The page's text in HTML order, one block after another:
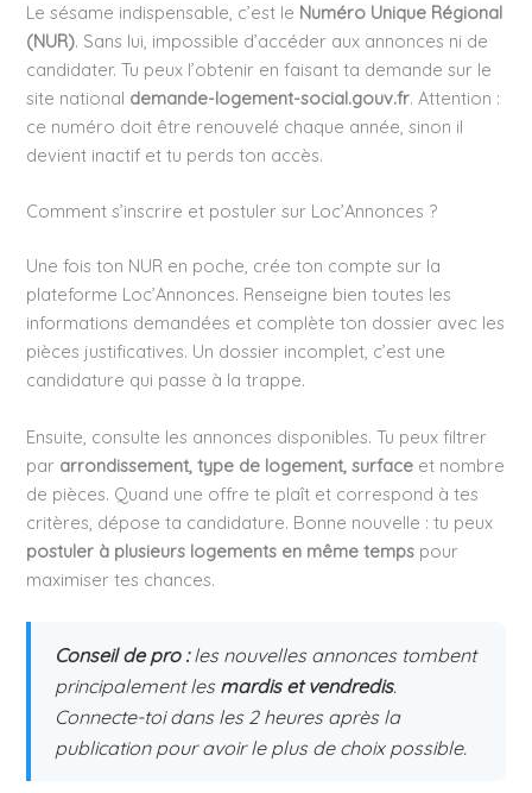
Le sésame indispensable, c’est le Numéro Unique Régional
(NUR). Sans lui, impossible d’accéder aux annonces ni de
candidater. Tu peux l’obtenir en faisant ta demande sur le
site national demande-logement-social.gouv.fr. Attention :
ce numéro doit être renouvelé chaque année, sinon il
devient inactif et tu perds ton accès.
Comment s’inscrire et postuler sur Loc’Annonces ?
Une fois ton NUR en poche, crée ton compte sur la
plateforme Loc’Annonces. Renseigne bien toutes les
informations demandées et complète ton dossier avec les
pièces justificatives. Un dossier incomplet, c’est une
candidature qui passe à la trappe.
Ensuite, consulte les annonces disponibles. Tu peux filtrer
par arrondissement, type de logement, surface et nombre
de pièces. Quand une offre te plaît et correspond à tes
critères, dépose ta candidature. Bonne nouvelle : tu peux
postuler à plusieurs logements en même temps pour
maximiser tes chances.
Conseil de pro :les nouvelles annonces tombent
principalement les mardis et vendredis.
Connecte-toi dans les 2 heures après la
publication pour avoir le plus de choix possible.